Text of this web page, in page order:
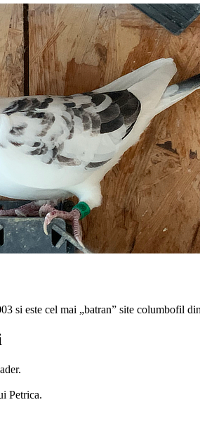
si este cel mai „batran” site columbofil
Petrica.